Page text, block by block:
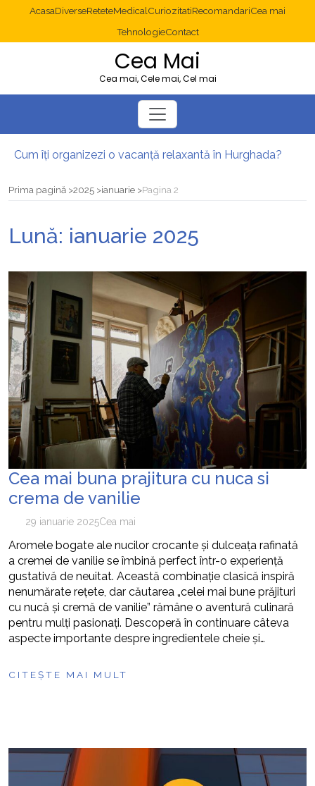
AcasaDiverseReteteMedicalCuriozitatiRecomandariCea mai
TehnologieContact
Cea Mai
Cea mai, Cele mai, Cel mai
Cum îți organizezi o vacanță relaxantă în Hurghada?
Diverticulita: când este necesară operația?
Prima pagină 2025 ianuarie Pagina 2
Lună: ianuarie 2025
Cea mai buna prajitura cu nuca si
crema de vanilie
29 ianuarie 2025Cea mai
Aromele bogate ale nucilor crocante și dulceața rafinată
a cremei de vanilie se îmbină perfect într-o experiență
gustativă de neuitat. Această combinație clasică inspiră
nenumărate rețete, dar căutarea „celei mai bune prăjituri
cu nucă și cremă de vanilie” rămâne o aventură culinară
pentru mulți pasionați. Descoperă în continuare câteva
aspecte importante despre ingredientele cheie și…
CITEȘTE MAI MULT